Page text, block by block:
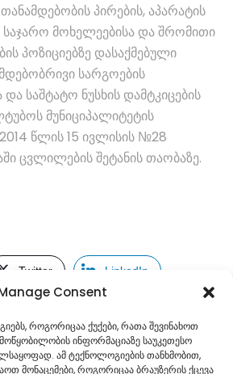
Consent
როგორიცაა ქუქები, რათა შევინახოთ
ინფორმაციაზე საუკეთესო
ამ ტექნოლოგიების თანხმობით,
მონაცემები, როგორიცაა ბრაუზერის ქცევა
პირების, აპარატის
მოხელეებისა და შრომითი
პოზიციებზე დასაქმებული
სარგოების
საშტატო ნუსხის დამტკიცების
მუნიციპალიტეტის
წლის 15 ივლისის №28
ცვლილების შეტანის თაობაზე.
Twitter LinkedIn